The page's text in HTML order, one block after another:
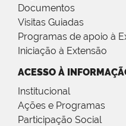
Documentos
Visitas Guiadas
Programas de apoio à
Iniciação à Extensão
ACESSO À
Institucional
Ações e Programas
Participação Social